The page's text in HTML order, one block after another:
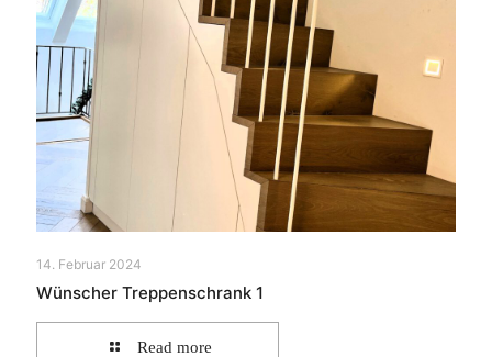
14. Februar 2024
Wünscher Treppenschrank 1
Read more